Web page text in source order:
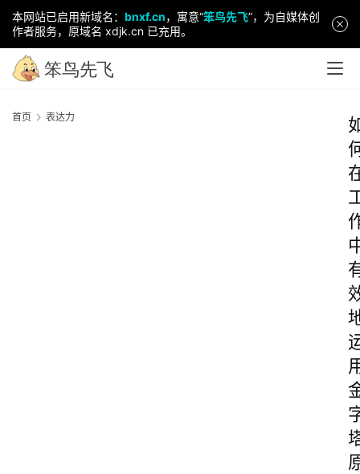
本网站已启用新域名： bnxf.cn，寓意“笨鸟先飞”，为自媒体创
作者服务，原域名 xdjk.cn 已充用。
首页 表达力